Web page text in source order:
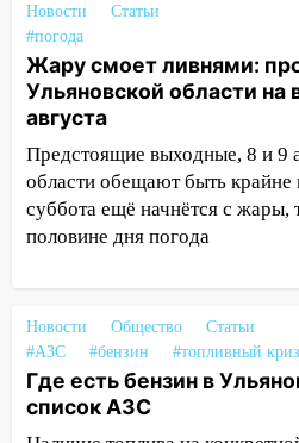
16:26
матч «Волги» под
16:12 В Ульяновском
разработают
цифровой ПЦР
15:47 Ульяновцы могут
за абонементы
клуба «Рекорд-Fitness»
прокуратуры в селах
области привели в
площадки
15:27
Прокуратура
Новости
Статьи
#погода
Жару смоет ливнями:
Ульяновской области
августа
Предстоящие выходные, 8 и 9
области обещают быть крайне
суббота ещё начнётся с жары,
половине дня погода
Новости Общество
Статьи
#АЗС
#бензин #топливный
Где есть бензин в
список АЗС